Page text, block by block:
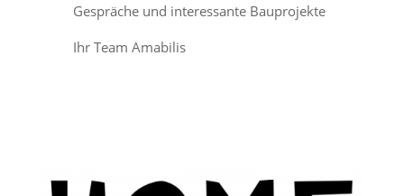
Gespräche und interessante Bauprojekte
Ihr Team Amabilis